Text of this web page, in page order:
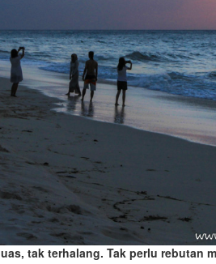
tak terhalang. Tak perlu rebutan